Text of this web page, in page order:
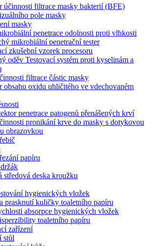
účinnosti filtrace masky bakterií (BFE)
pole masky
masky
penetrace odolnosti proti vlhkosti
mikrobiální penetrační tester
zkušební vzorek procesoru
oděv Testovací systém proti kyselinám a
filtrace částic masky
obsahu oxidu uhličitého ve vdechovaném
penetrace patogenů přenášených krví
pronikání krve do masky s dotykovou
obrazovkou
papíru
středová deska kroužku
hygienických vložek
prasknutí kuličky toaletního papíru
absorpce hygienických vložek
toaletního papíru
zařízení
stůl